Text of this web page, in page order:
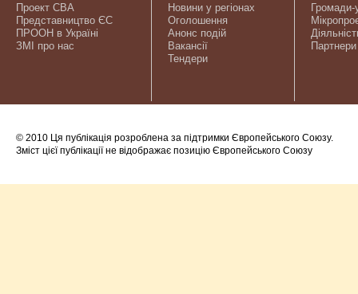
Проект CBA
Представництво ЄС
ПРООН в Україні
ЗМІ про нас
Новини у регіонах
Оголошення
Анонс подій
Вакансії
Тендери
Громади-
Партнери
© 2010 Ця публікація розроблена за підтримки Європейського Союзу.
Зміст цієї публікації не відображає позицію Європейського Союзу